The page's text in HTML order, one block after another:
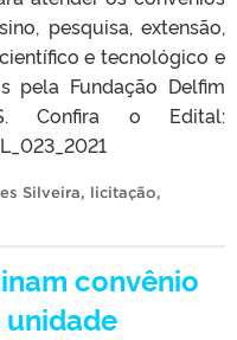
pesquisa, extensão,
e tecnológico e
pela Fundação Delfim
Confira o Edital:
Silveira, licitação,
convênio